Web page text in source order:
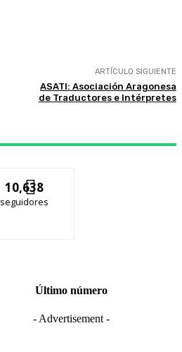
ARTÍCULO SIGUIENTE
ASATI: Asociación Aragonesa
de Traductores e Intérpretes
10,638
seguidores
Último número
- Advertisement -